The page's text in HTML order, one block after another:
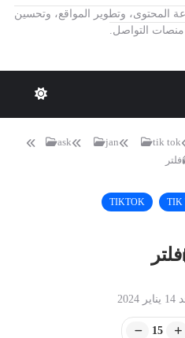
المحتوى، وتطوير المواقع، وتحسين
التواصل.
ask jan
tik tok
TIK
TIKTOK
15